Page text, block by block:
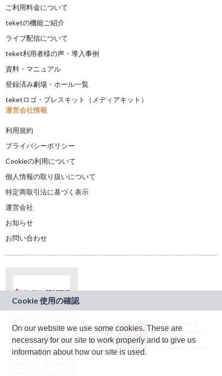
ご利用料金について
teketの機能ご紹介
ライブ配信について
teket利用者様の声・導入事例
資料・マニュアル
登録済み劇場・ホール一覧
teketロゴ・プレスキット（メディアキット）
運営会社情報
利用規約
プライバシーポリシー
Cookieの利用について
個人情報の取り扱いについて
特定商取引法に基づく表示
運営会社
お知らせ
お問い合わせ
ドコモグループの新
規事業創出プログラ
ム「docomo
STARTUP」を通じて
JASRAC許諾番号：
9024936001Y45037
JASRAC許諾番号：
On our website we use some cookies. These are
necessary for our site to work properly and to give us
information about how our site is used.